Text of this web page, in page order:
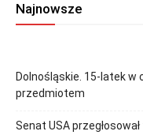
Najnowsze
Dolnośląskie. 15-latek
przedmiotem
Senat USA